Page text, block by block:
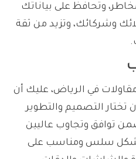
وتحافظ على بياناتك
وشركائك، وتزيد من ثقة
في الرياض، عليك أن
تختار التصميم والتطوير
توافق وتجاوب عاليين
سلس ومناسب على